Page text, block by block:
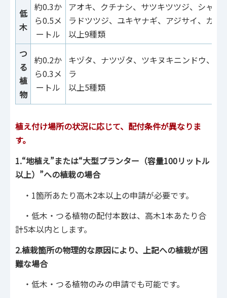
低
木
約0.3か
ら0.5メ
ートル
アオキ、クチナシ、サツキツツジ、シャリ
ラドツツジ、ユキヤナギ、アジサイ、
以上9種類
つ
る
植
物
約0.2か
ら0.3メ
ートル
キヅタ、ナツヅタ、ツキヌキニンドウ、テ
ラ
以上5種類
植え付け場所の状況に応じて、配付条件が異なりま
す。
1.“地植え”または“大型プランター（容量100リットル
以上）”への植栽の場合
・1箇所あたり高木2本以上の申請が必要です。
・低木・つる植物の配付本数は、高木1本あたり合
計5本以内とします。
2.植栽箇所の物理的な原因により、上記への植栽が困
難な場合
・低木・つる植物のみの申請でも可能です。